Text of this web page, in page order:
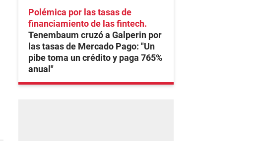
Polémica por las tasas de
financiamiento de las fintech
Tenembaum cruzó a Galperin por
las tasas de Mercado Pago: "Un
pibe toma un crédito y paga 765%
anual"